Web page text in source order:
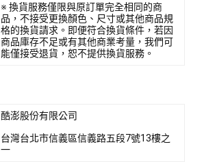
※ 換貨服務僅限與原訂單完全相同的商
品，不接受更換顏色、尺寸或其他商品規
格的換貨請求。即便符合換貨條件，若因
商品庫存不足或有其他商業考量，我們可
能僅接受退貨，恕不提供換貨服務。
酷澎股份有限公司
台灣台北市信義區信義路五段7號13樓之
一